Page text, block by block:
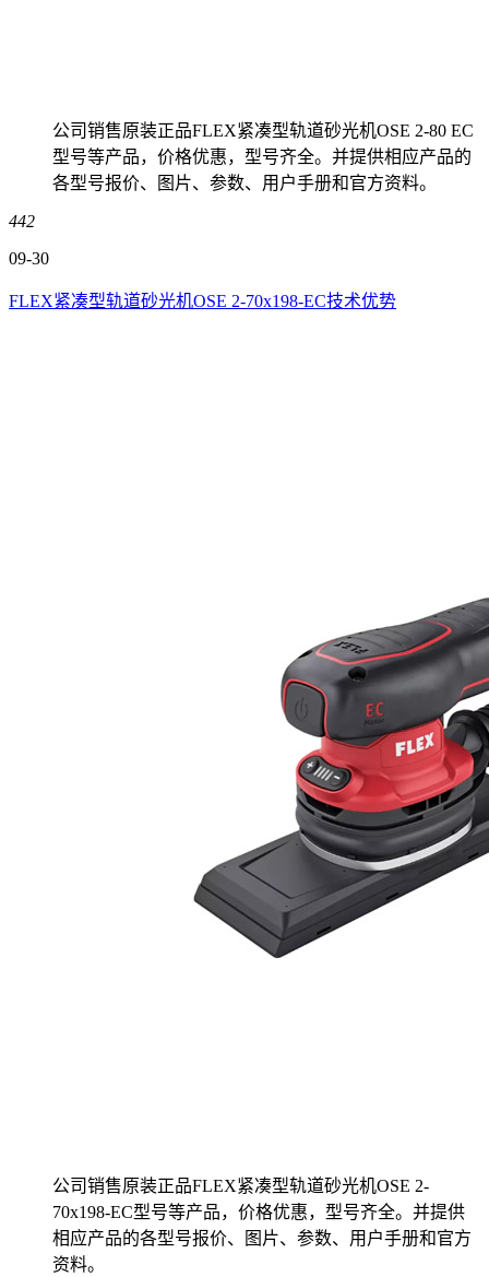
公司销售原装正品FLEX紧凑型轨道砂光机OSE 2-80 EC
型号等产品，价格优惠，型号齐全。并提供相应产品的
各型号报价、图片、参数、用户手册和官方资料。
442
09-30
FLEX紧凑型轨道砂光机OSE 2-70x198-EC技术优势
公司销售原装正品FLEX紧凑型轨道砂光机OSE 2-
70x198-EC型号等产品，价格优惠，型号齐全。并提供
相应产品的各型号报价、图片、参数、用户手册和官方
资料。